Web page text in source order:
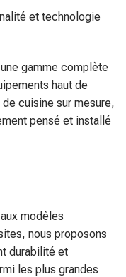
et technologie
gamme complète
haut de
cuisine sur mesure,
pensé et installé
modèles
nous proposons
durabilité et
les plus grandes